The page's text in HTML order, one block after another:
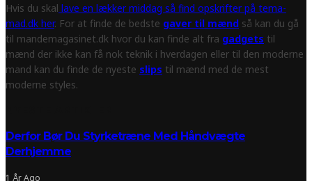
Hvis du skal lave en lækker middag så find opskrifter på tema-
mad.dk her. For at finde de bedste gaver til mænd så kan du gå
til mandemagasinet.dk hvor du kan finde alt fra gadgets til
mænd der ikke kan få nok teknik i hverdagen eller til den moderne
mand kan du finde de nyeste slips til mænd med de mest
moderne styles.
Derfor Bør Du Styrketræne Med Håndvægte
Derhjemme
1 År Ago